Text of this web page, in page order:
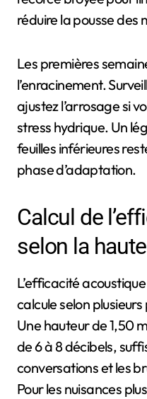
réduire la pousse des
Les premières
l’enracinement.
ajustez l’arrosage si
stress hydrique. Un
feuilles inférieures
phase d’adaptation.
Calcul de
selon la
L’efficacité
calcule selon
Une hauteur de 1,50
de 6 à 8 décibels,
conversations et les
Pour les nuisances